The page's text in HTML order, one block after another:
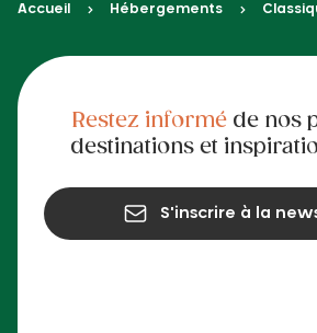
Accueil Hébergements
Restez informéde nos
destinations et
S'inscrire à la